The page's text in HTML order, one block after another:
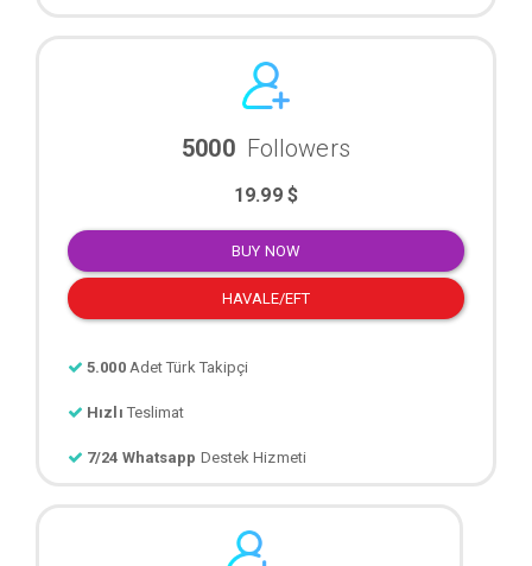
5000 Followers
19.99 $
BUY NOW
HAVALE/EFT
5.000 Adet Türk Takipçi
Hızlı Teslimat
7/24 Whatsapp Destek Hizmeti